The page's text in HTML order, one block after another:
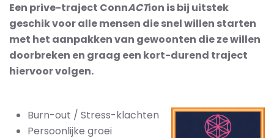
Een prive-traject ConnACTion is bij uitstek
geschik voor alle mensen die snel willen starten
met het aanpakken van gewoonten die ze willen
doorbreken en graag een kort-durend traject
hiervoor volgen.
Burn-out / Stress-klachten
Persoonlijke groei